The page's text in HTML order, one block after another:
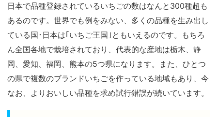
日本で品種登録されているいちごの数はなんと 300種超も
あるのです。 世界でも例をみない、多くの品種を生み出し
ている国･日本は｢いちご王国｣ともいえるのです。もちろ
ん全国各地で栽培されており、代表的な産地は栃木、静
岡、愛知、福岡、熊本の5つ県になります。また、ひとつ
の県で複数のブランドいちごを作っている地域もあり、今
なお、よりおいしい品種を求め試行錯誤が続いています。